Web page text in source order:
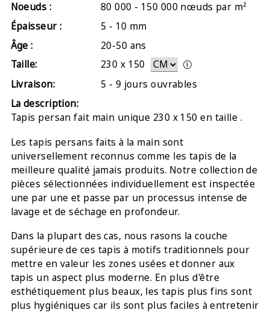
Noeuds :
80 000 - 150 000 nœuds par m²
Épaisseur :
5 - 10 mm
Âge :
20-50 ans
Taille:
230 x 150
Livraison:
5 - 9 jours ouvrables
La description:
Tapis persan fait main unique 230 x 150 en taille .
Les tapis persans faits à la main sont
universellement reconnus comme les tapis de la
meilleure qualité jamais produits. Notre collection de
pièces sélectionnées individuellement est inspectée
une par une et passe par un processus intense de
lavage et de séchage en profondeur.
Dans la plupart des cas, nous rasons la couche
supérieure de ces tapis à motifs traditionnels pour
mettre en valeur les zones usées et donner aux
tapis un aspect plus moderne. En plus d'être
esthétiquement plus beaux, les tapis plus fins sont
plus hygiéniques car ils sont plus faciles à entretenir